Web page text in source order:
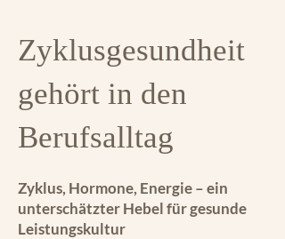
Zyklusgesundheit
gehört in den
Berufsalltag
Zyklus, Hormone, Energie – ein
unterschätzter Hebel für gesunde
Leistungskultur